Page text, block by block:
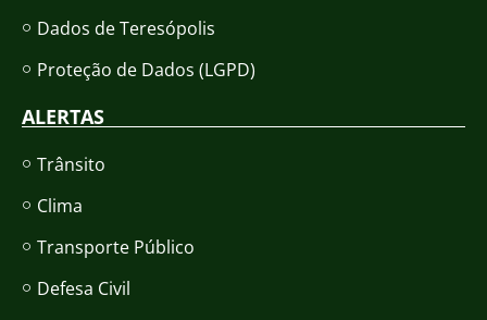
Dados de Teresópolis
Proteção de Dados (LGPD)
ALERTAS
Trânsito
Clima
Transporte Público
Defesa Civil